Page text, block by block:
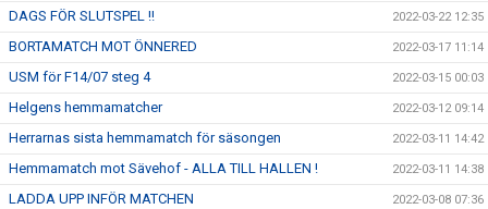
DAGS FÖR SLUTSPEL !! 2022-03-22 12:35
BORTAMATCH MOT ÖNNERED 2022-03-17 11:14
USM för F14/07 steg 4 2022-03-15 00:03
Helgens hemmamatcher 2022-03-12 09:14
Herrarnas sista hemmamatch för säsongen 2022-03-11 14:42
Hemmamatch mot Sävehof - ALLA TILL HALLEN ! 2022-03-11 14:38
LADDA UPP INFÖR MATCHEN 2022-03-08 07:36